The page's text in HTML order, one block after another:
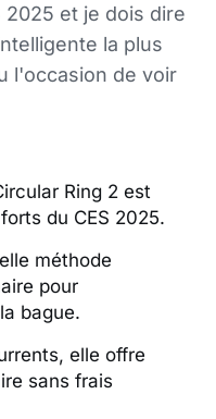
2025 et je dois dire
la plus
l'occasion de voir
Ring 2 est
du CES 2025.
méthode
pour
bague.
elle offre
sans frais